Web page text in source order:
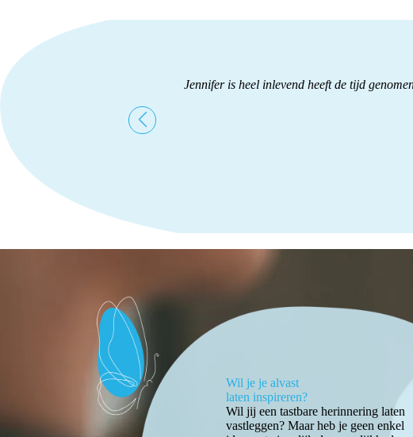
periode was voor mij.
Ze vertelde stap voor
de vaste herinnering. Ook
Jennifer is heel inlevend heeft de tijd
Wil je je alvast
laten inspireren?
Wil jij een tastbare herinnering laten
vastleggen? Maar heb je geen enkel